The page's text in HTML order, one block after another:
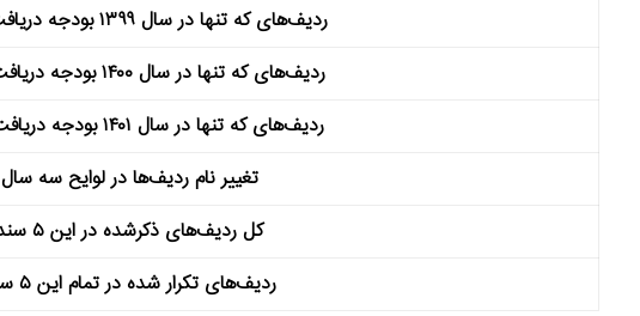
ردیف‌های که تنها در سال ۱۳۹۹ بودجه دریافت کرده‌اند
ردیف‌های که تنها در سال ۱۴۰۰ بودجه دریافت کرده‌اند
ردیف‌های که تنها در سال ۱۴۰۱ بودجه دریافت کرده‌اند
تغییر نام ردیف‌ها در لوایح سه سال
کل ردیف‌های ذکرشده در این ۵ سند
ردیف‌های تکرار شده در تمام این ۵ سند